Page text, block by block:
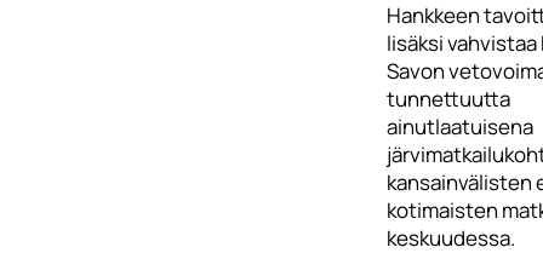
Hankkeen
lisäksi
Savon
tunnettuutta
ainutlaatuisena
kansainvälisten
kotimaisten
keskuudessa.